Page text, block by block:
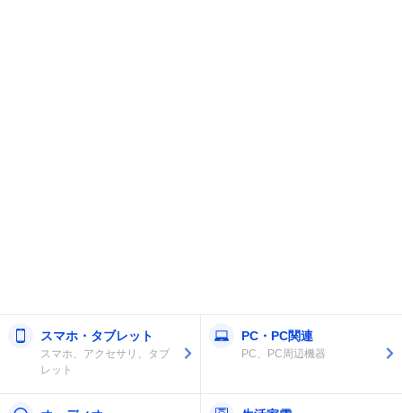
スマホ・タブレット
スマホ、アクセサリ、タブ
レット
PC・PC関連
PC、PC周辺機器